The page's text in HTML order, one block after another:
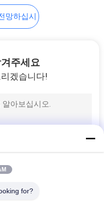
망하십시
주세요
겠습니다!
for?